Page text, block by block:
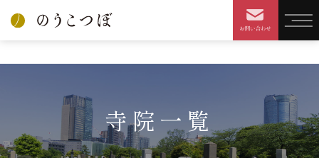
HOME 寺院を探す
寺院一覧